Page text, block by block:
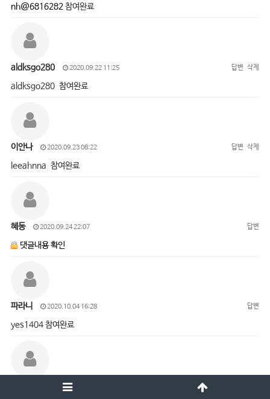
nh@6816282참여완료
aldksgo280 2020.09.22 11:25 답변 삭제
aldksgo280 참여완료
이안나 2020.09.23 08:22 답변 삭제
leeahnna 참여완료
혜동 2020.09.24 22:07 답변
댓글내용 확인
파라니 2020.10.04 16:28 답변
yes1404 참여완료
2020.10.05 15:01